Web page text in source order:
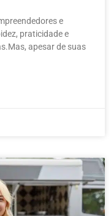
e
praticidade e
apesar de suas